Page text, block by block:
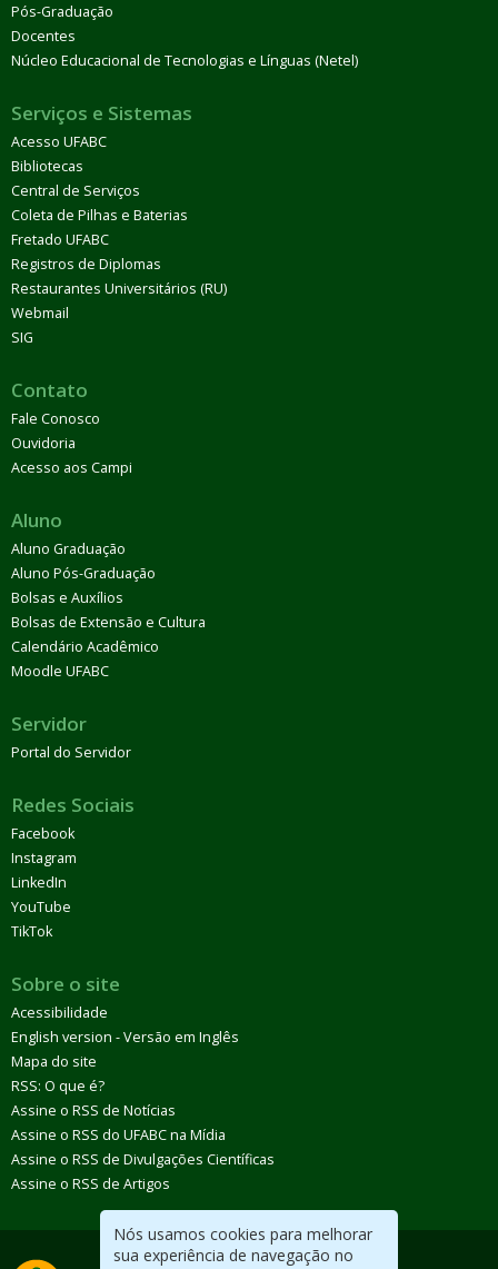
Nós usamos cookies para melhorar
sua experiência de navegação no
Pós-Graduação
Docentes
Núcleo Educacional de Tecnologias e Línguas (Netel)
Serviços e Sistemas
Acesso UFABC
Bibliotecas
Central de Serviços
Coleta de Pilhas e Baterias
Fretado UFABC
Registros de Diplomas
Restaurantes Universitários (RU)
Webmail
SIG
Contato
Fale Conosco
Ouvidoria
Acesso aos Campi
Aluno
Aluno Graduação
Aluno Pós-Graduação
Bolsas e Auxílios
Bolsas de Extensão e Cultura
Calendário Acadêmico
Moodle UFABC
Servidor
Portal do Servidor
Redes Sociais
Facebook
Instagram
LinkedIn
YouTube
TikTok
Sobre o site
Acessibilidade
English version - Versão em Inglês
Mapa do site
RSS: O que é?
Assine o RSS de Notícias
Assine o RSS do UFABC na Mídia
Assine o RSS de Divulgações Científicas
Assine o RSS de Artigos